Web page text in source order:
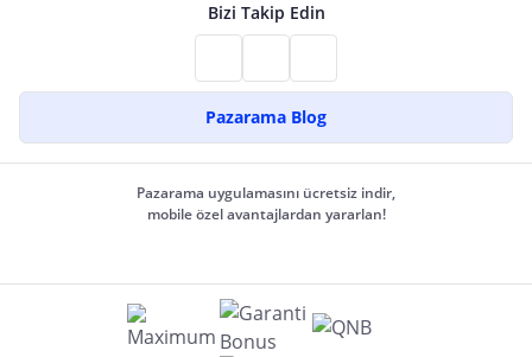
Bizi Takip Edin
Pazarama Blog
Pazarama uygulamasını ücretsiz indir,
mobile özel avantajlardan yararlan!